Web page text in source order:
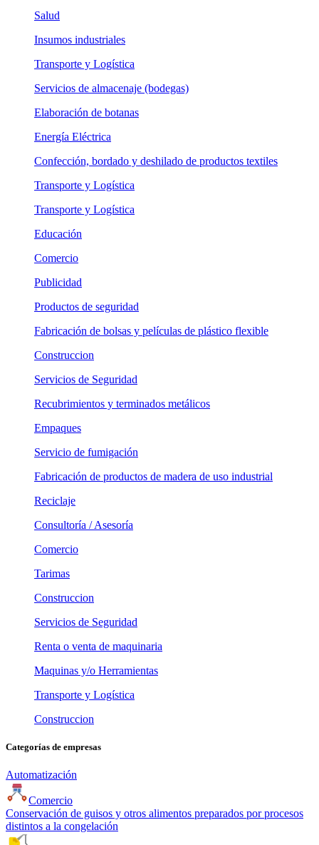
Salud
Insumos industriales
Transporte y Logística
Servicios de almacenaje (bodegas)
Elaboración de botanas
Energía Eléctrica
Confección, bordado y deshilado de productos textiles
Transporte y Logística
Transporte y Logística
Educación
Comercio
Publicidad
Productos de seguridad
Fabricación de bolsas y películas de plástico flexible
Construccion
Servicios de Seguridad
Recubrimientos y terminados metálicos
Empaques
Servicio de fumigación
Fabricación de productos de madera de uso industrial
Reciclaje
Consultoría / Asesoría
Comercio
Tarimas
Construccion
Servicios de Seguridad
Renta o venta de maquinaria
Maquinas y/o Herramientas
Transporte y Logística
Construccion
Categorías de empresas
Automatización
Comercio
Conservación de guisos y otros alimentos preparados por procesos
distintos a la congelación